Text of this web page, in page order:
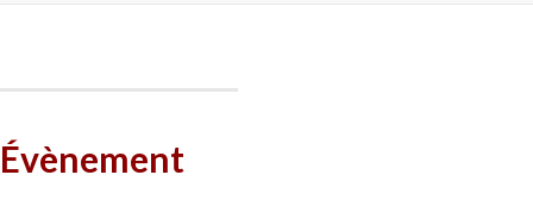
Évènement